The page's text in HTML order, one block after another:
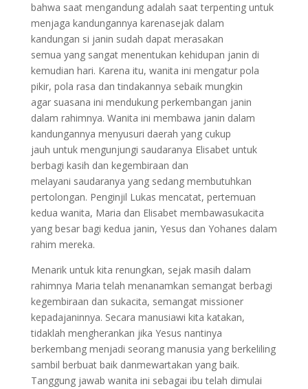
bahwa saat mengandung adalah saat terpenting untuk
menjaga kandungannya karenasejak dalam
kandungan si janin sudah dapat merasakan
semua yang sangat menentukan kehidupan janin di
kemudian hari. Karena itu, wanita ini mengatur pola
pikir, pola rasa dan tindakannya sebaik mungkin
agar suasana ini mendukung perkembangan janin
dalam rahimnya. Wanita ini membawa janin dalam
kandungannya menyusuri daerah yang cukup
jauh untuk mengunjungi saudaranya Elisabet untuk
berbagi kasih dan kegembiraan dan
melayani saudaranya yang sedang membutuhkan
pertolongan. Penginjil Lukas mencatat, pertemuan
kedua wanita, Maria dan Elisabet membawasukacita
yang besar bagi kedua janin, Yesus dan Yohanes dalam
rahim mereka.
Menarik untuk kita renungkan, sejak masih dalam
rahimnya Maria telah menanamkan semangat berbagi
kegembiraan dan sukacita, semangat missioner
kepadajaninnya. Secara manusiawi kita katakan,
tidaklah mengherankan jika Yesus nantinya
berkembang menjadi seorang manusia yang berkeliling
sambil berbuat baik danmewartakan yang baik.
Tanggung jawab wanita ini sebagai ibu telah dimulai